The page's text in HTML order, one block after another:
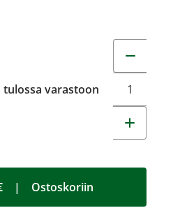
varastoon
| Ostoskoriin